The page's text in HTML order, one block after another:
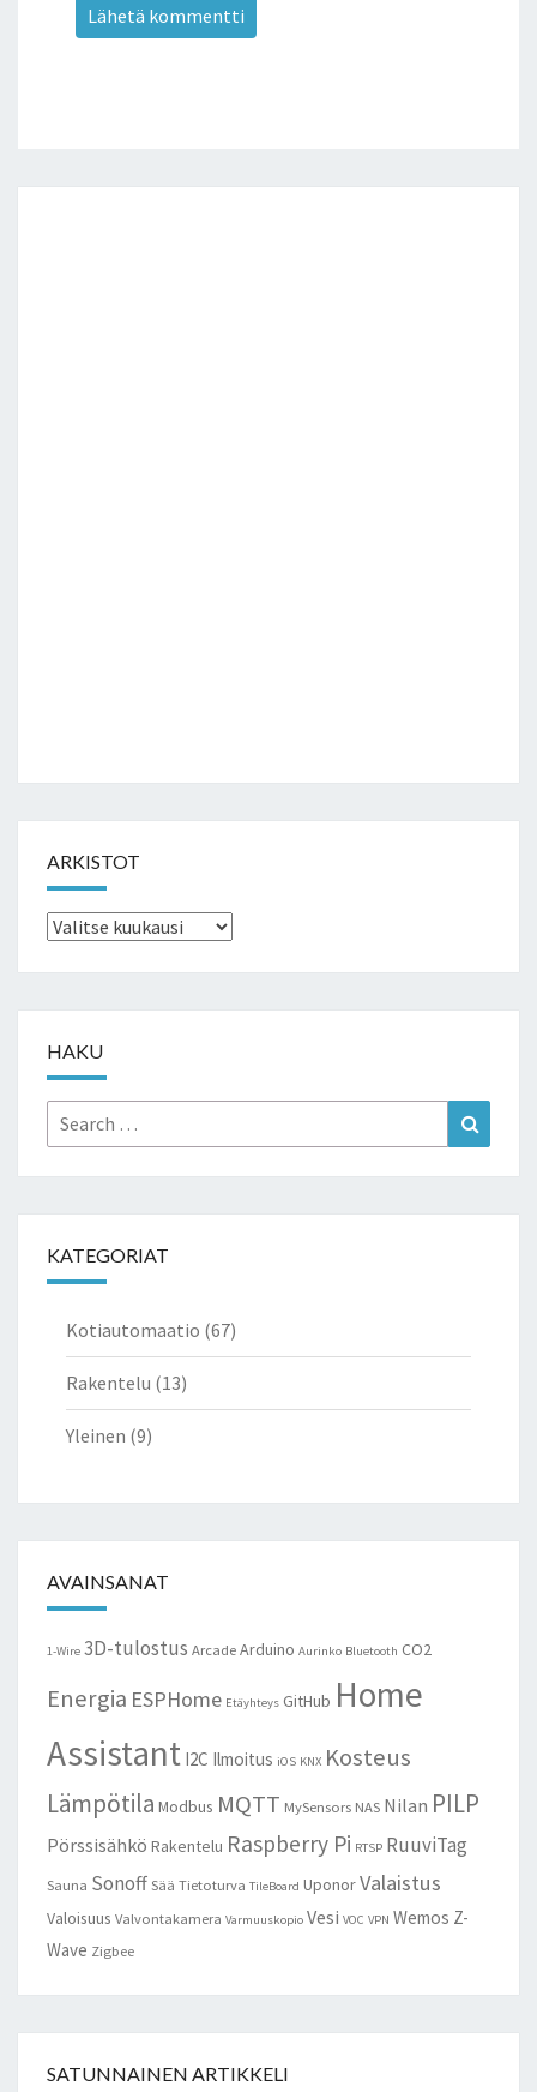
ARKISTOT
Arkistot
HAKU
Search
for:
KATEGORIAT
Kotiautomaatio (67)
Rakentelu (13)
Yleinen (9)
AVAINSANAT
1-Wire 3D-tulostus Arcade Arduino Aurinko Bluetooth CO2
Energia ESPHome Etäyhteys GitHub Home
Assistant I2C Ilmoitus iOS KNX Kosteus
Lämpötila Modbus MQTT MySensors NAS Nilan PILP
Pörssisähkö Rakentelu Raspberry Pi RTSP RuuviTag
Sauna Sonoff Sää Tietoturva TileBoard UponorValaistus
Valoisuus Valvontakamera Varmuuskopio Vesi VOC VPN Wemos Z-
Wave Zigbee
SATUNNAINEN ARTIKKELI